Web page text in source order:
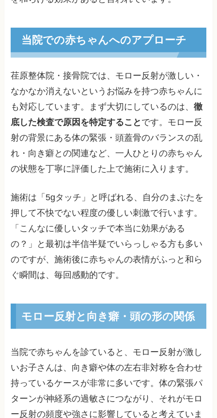
当院での赤ちゃんへのアプローチ
荏原整体院・接骨院では、モロー反射が激しい・
なかなか消えないというお悩みを持つ赤ちゃんに
も対応しています。まず大切にしているのは、徹
底した検査で原因を特定すること です。モロー反
射の背景にある体の緊張・頭蓋骨のバランスの乱
れ・向き癖との関連など、一人ひとりの赤ちゃん
の状態を丁寧に評価した上で施術に入ります。
施術は「5gタッチ」と呼ばれる、自分のまぶたを
押して不快でない程度の優しい刺激で行います。
「こんなに優しいタッチで本当に効果がある
の？」と最初は半信半疑でいらっしゃる方も多い
のですが、施術後に赤ちゃんの表情がふっと和ら
ぐ瞬間は、毎回感動的です。
モロー反射と向き癖・頭の形の関係
当院で赤ちゃんを診ていると、モロー反射が激し
いお子さんは、向き癖や体の左右非対称を合わせ
持っているケースが非常に多いです。体の緊張パ
ターンが神経系の過敏さにつながり、それがモロ
ー反射の頻度や強さに影響していると考えていま